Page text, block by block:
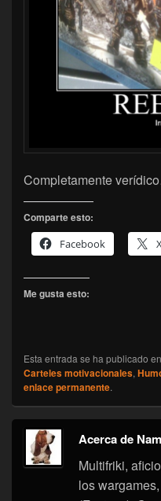
Completamente
Comparte esto:
Facebook
Me gusta esto:
Esta entrada se ha publicado en
Carteles motivacionales,
enlace permanente.
Acerca de
Multifriki,
los